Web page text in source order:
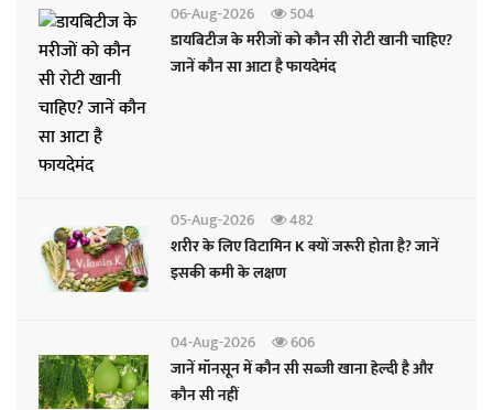
06-Aug-2026
504
डायबिटीज के मरीजों को कौन सी रोटी खानी चाहिए?
जानें कौन सा आटा है फायदेमंद
05-Aug-2026
482
शरीर के लिए विटामिन K क्यों जरूरी होता है? जानें
इसकी कमी के लक्षण
04-Aug-2026
606
जानें मॉनसून में कौन सी सब्जी खाना हेल्दी है और
कौन सी नहीं